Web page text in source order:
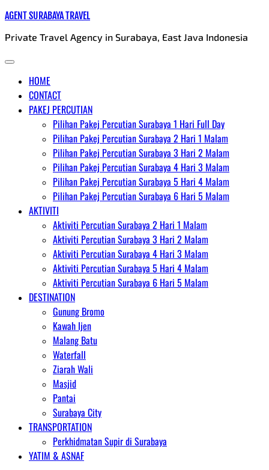
Skip
content
AGENT SURABAYA TRAVEL
Private Travel Agency in Surabaya, East Java Indonesia
HOME
CONTACT
PAKEJ PERCUTIAN
Pilihan Pakej Percutian Surabaya 1 Hari Full Day
Pilihan Pakej Percutian Surabaya 2 Hari 1 Malam
Pilihan Pakej Percutian Surabaya 3 Hari 2 Malam
Pilihan Pakej Percutian Surabaya 4 Hari 3 Malam
Pilihan Pakej Percutian Surabaya 5 Hari 4 Malam
Pilihan Pakej Percutian Surabaya 6 Hari 5 Malam
AKTIVITI
Aktiviti Percutian Surabaya 2 Hari 1 Malam
Aktiviti Percutian Surabaya 3 Hari 2 Malam
Aktiviti Percutian Surabaya 4 Hari 3 Malam
Aktiviti Percutian Surabaya 5 Hari 4 Malam
Aktiviti Percutian Surabaya 6 Hari 5 Malam
DESTINATION
Gunung Bromo
Kawah Ijen
Malang Batu
Waterfall
Ziarah Wali
Masjid
Pantai
Surabaya City
TRANSPORTATION
Perkhidmatan Supir di Surabaya
YATIM & ASNAF